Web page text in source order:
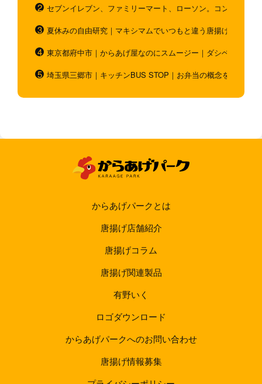
セブンイレブン、ファミリーマート、ローソン。コンビニの
夏休みの自由研究｜マキシマムでいつもと違う唐揚げを作ろう
東京都府中市｜からあげ屋なのにスムージー｜ダシベース唐
埼玉県三郷市｜キッチンBUS STOP｜お弁当の概念を超越！
からあげパークとは
唐揚げ店舗紹介
唐揚げコラム
唐揚げ関連製品
有野いく
ロゴダウンロード
からあげパークへのお問い合わせ
唐揚げ情報募集